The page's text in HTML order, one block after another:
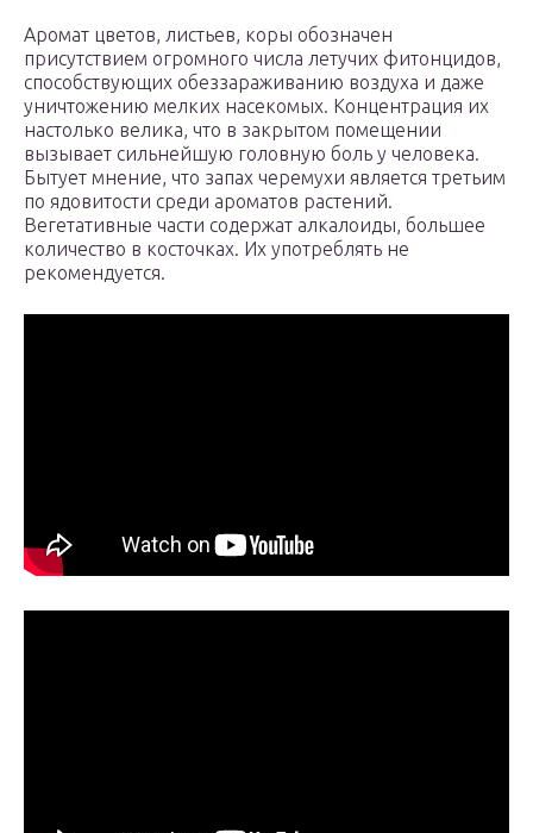
Аромат цветов, листьев, коры обозначен
присутствием огромного числа летучих фитонцидов,
способствующих обеззараживанию воздуха и даже
уничтожению мелких насекомых. Концентрация их
настолько велика, что в закрытом помещении
вызывает сильнейшую головную боль у человека.
Бытует мнение, что запах черемухи является третьим
по ядовитости среди ароматов растений.
Вегетативные части содержат алкалоиды, большее
количество в косточках. Их употреблять не
рекомендуется.